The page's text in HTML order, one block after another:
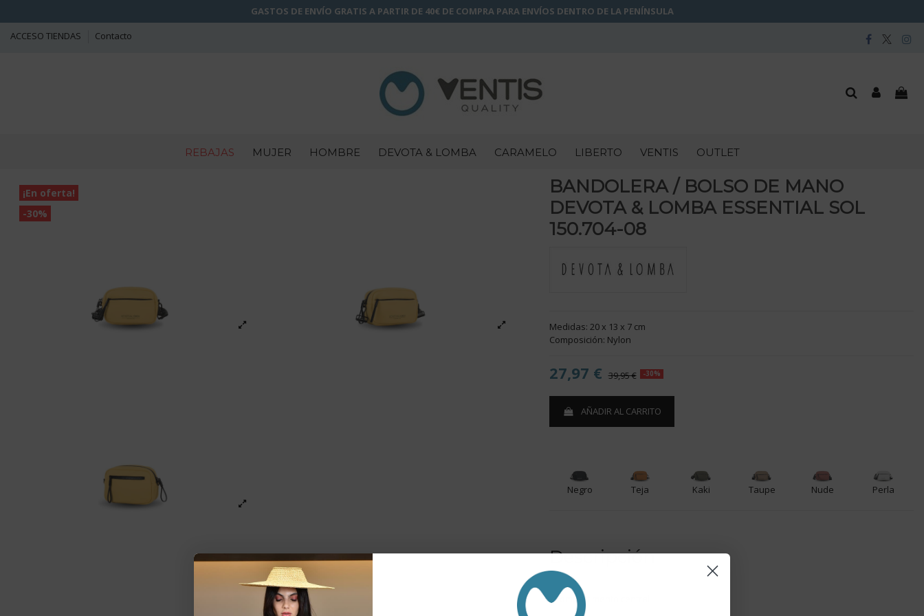
GASTOS DE ENVÍO GRATIS A PARTIR DE 40€ DE COMPRA PARA ENVÍOS DENTRO DE LA PENÍNSULA
ACCESO TIENDAS
Contacto
REBAJAS MUJER HOMBRE DEVOTA & LOMBA CARAMELO LIBERTO VENTIS OUTLET
¡En oferta!
-30%
BANDOLERA / BOLSO DE MANO
DEVOTA & LOMBA ESSENTIAL SOL
150.704-08
Medidas: 20 x 13 x 7 cm
Composición: Nylon
27,97 € 39,95 € -30%
AÑADIR AL CARRITO
Negro Teja Kaki Taupe Nude Perla
Descripción
- Compartimento central